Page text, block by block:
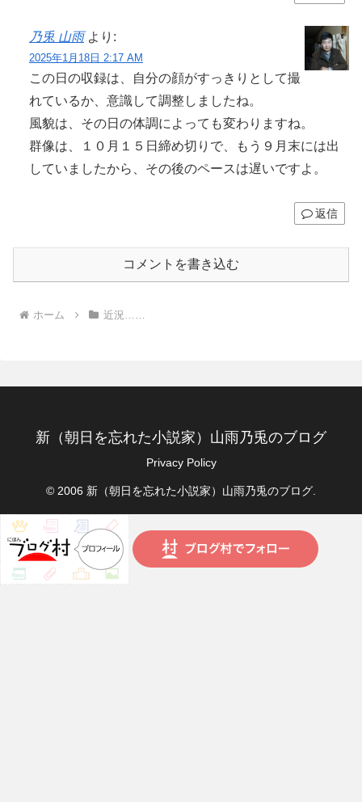
乃兎 山雨 より:
2025年1月18日 2:17 AM
この日の収録は、自分の顔がすっきりとして撮
れているか、意識して調整しましたね。
風貌は、その日の体調によっても変わりますね。
群像は、１０月１５日締め切りで、もう９月末には出
していましたから、その後のペースは遅いですよ。
返信
コメントを書き込む
ホーム 近況……
新（朝日を忘れた小説家）山雨乃兎のブログ
Privacy Policy
© 2006 新（朝日を忘れた小説家）山雨乃兎のブログ.